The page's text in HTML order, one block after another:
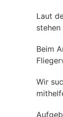
Laut
Beim
Wir